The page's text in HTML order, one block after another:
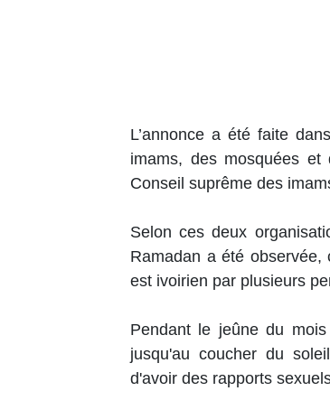
L’annonce a été faite
imams, des mosquées
Conseil suprême des
Selon ces deux
Ramadan a été
est ivoirien par plusieurs
Pendant le jeûne du
jusqu'au coucher du
d'avoir des rapports